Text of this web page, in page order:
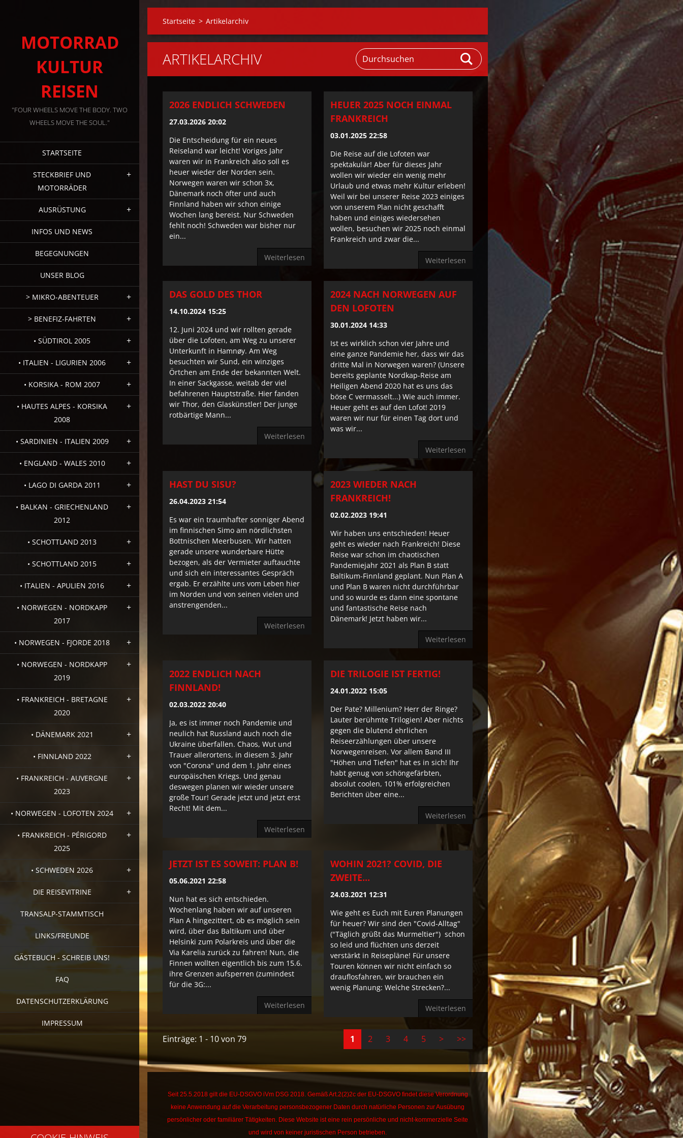
MOTORRAD
KULTUR
REISEN
"FOUR WHEELS MOVE THE BODY. TWO
WHEELS MOVE THE SOUL."
STARTSEITE
STECKBRIEF UND
MOTORRÄDER
AUSRÜSTUNG
INFOS UND NEWS
BEGEGNUNGEN
UNSER BLOG
> MIKRO-ABENTEUER
> BENEFIZ-FAHRTEN
• SÜDTIROL 2005
• ITALIEN - LIGURIEN 2006
• KORSIKA - ROM 2007
• HAUTES ALPES - KORSIKA
2008
• SARDINIEN - ITALIEN 2009
• ENGLAND - WALES 2010
• LAGO DI GARDA 2011
• BALKAN - GRIECHENLAND
2012
• SCHOTTLAND 2013
• SCHOTTLAND 2015
• ITALIEN - APULIEN 2016
• NORWEGEN - NORDKAPP
2017
• NORWEGEN - FJORDE 2018
• NORWEGEN - NORDKAPP
2019
• FRANKREICH - BRETAGNE
2020
• DÄNEMARK 2021
• FINNLAND 2022
• FRANKREICH - AUVERGNE
2023
• NORWEGEN - LOFOTEN 2024
• FRANKREICH - PÉRIGORD
2025
• SCHWEDEN 2026
DIE REISEVITRINE
TRANSALP-STAMMTISCH
LINKS/FREUNDE
GÄSTEBUCH - SCHREIB UNS!
FAQ
DATENSCHUTZERKLÄRUNG
IMPRESSUM
Startseite > Artikelarchiv
ARTIKELARCHIV
2026 ENDLICH SCHWEDEN
27.03.2026 20:02
Die Entscheidung für ein neues
Reiseland war leicht! Voriges Jahr
waren wir in Frankreich also soll es
heuer wieder der Norden sein.
Norwegen waren wir schon 3x,
Dänemark noch öfter und auch
Finnland haben wir schon einige
Wochen lang bereist. Nur Schweden
fehlt noch! Schweden war bisher nur
ein...
Weiterlesen
HEUER 2025 NOCH EINMAL
FRANKREICH
03.01.2025 22:58
Die Reise auf die Lofoten war
spektakulär! Aber für dieses Jahr
wollen wir wieder ein wenig mehr
Urlaub und etwas mehr Kultur erleben!
Weil wir bei unserer Reise 2023 einiges
von unserem Plan nicht geschafft
haben und einiges wiedersehen
wollen, besuchen wir 2025 noch einmal
Frankreich und zwar die...
Weiterlesen
DAS GOLD DES THOR
14.10.2024 15:25
12. Juni 2024 und wir rollten gerade
über die Lofoten, am Weg zu unserer
Unterkunft in Hamnøy. Am Weg
besuchten wir Sund, ein winziges
Örtchen am Ende der bekannten Welt.
In einer Sackgasse, weitab der viel
befahrenen Hauptstraße. Hier fanden
wir Thor, den Glaskünstler! Der junge
rotbärtige Mann...
Weiterlesen
2024 NACH NORWEGEN AUF
DEN LOFOTEN
30.01.2024 14:33
Ist es wirklich schon vier Jahre und
eine ganze Pandemie her, dass wir das
dritte Mal in Norwegen waren? (Unsere
bereits geplante Nordkap-Reise am
Heiligen Abend 2020 hat es uns das
böse C vermasselt...) Wie auch immer.
Heuer geht es auf den Lofot! 2019
waren wir nur für einen Tag dort und
was wir...
Weiterlesen
HAST DU SISU?
26.04.2023 21:54
Es war ein traumhafter sonniger Abend
im finnischen Simo am nördlichsten
Bottnischen Meerbusen. Wir hatten
gerade unsere wunderbare Hütte
bezogen, als der Vermieter auftauchte
und sich ein interessantes Gespräch
ergab. Er erzählte uns vom Leben hier
im Norden und von seinen vielen und
anstrengenden...
Weiterlesen
2023 WIEDER NACH
FRANKREICH!
02.02.2023 19:41
Wir haben uns entschieden! Heuer
geht es wieder nach Frankreich! Diese
Reise war schon im chaotischen
Pandemiejahr 2021 als Plan B statt
Baltikum-Finnland geplant. Nun Plan A
und Plan B waren nicht durchführbar
und so wurde es dann eine spontane
und fantastische Reise nach
Dänemark! Jetzt haben wir...
Weiterlesen
2022 ENDLICH NACH
FINNLAND!
02.03.2022 20:40
Ja, es ist immer noch Pandemie und
neulich hat Russland auch noch die
Ukraine überfallen. Chaos, Wut und
Trauer allerortens, in diesem 3. Jahr
von "Corona" und dem 1. Jahr eines
europäischen Kriegs. Und genau
deswegen planen wir wieder unsere
große Tour! Gerade jetzt und jetzt erst
Recht! Mit dem...
Weiterlesen
DIE TRILOGIE IST FERTIG!
24.01.2022 15:05
Der Pate? Millenium? Herr der Ringe?
Lauter berühmte Trilogien! Aber nichts
gegen die blutend ehrlichen
Reiseerzählungen über unsere
Norwegenreisen. Vor allem Band III
"Höhen und Tiefen" hat es in sich! Ihr
habt genug von schöngefärbten,
absolut coolen, 101% erfolgreichen
Berichten über eine...
Weiterlesen
JETZT IST ES SOWEIT: PLAN B!
05.06.2021 22:58
Nun hat es sich entschieden.
Wochenlang haben wir auf unseren
Plan A hingezittert, ob es möglich sein
wird, über das Baltikum und über
Helsinki zum Polarkreis und über die
Via Karelia zurück zu fahren! Nun, die
Finnen wollten eigentlich bis zum 15.6.
ihre Grenzen aufsperren (zumindest
für die 3G:...
Weiterlesen
WOHIN 2021? COVID, DIE
ZWEITE...
24.03.2021 12:31
Wie geht es Euch mit Euren Planungen
für heuer? Wir sind den "Covid-Alltag"
("Täglich grüßt das Murmeltier") schon
so leid und flüchten uns derzeit
verstärkt in Reisepläne! Für unsere
Touren können wir nicht einfach so
drauflosfahren, wir brauchen ein
wenig Planung: Welche Strecken?...
Weiterlesen
Einträge: 1 - 10 von 79 1 2 3 4 5 > >>
Seit 25.5.2018 gilt die EU-DSGVO iVm DSG 2018. Gemäß Art.2(2)2c der EU-DSGVO findet diese Verordnung
keine Anwendung auf die Verarbeitung personsbezogener Daten durch natürliche Personen zur Ausübung
persönlicher oder familiärer Tätigkeiten. Diese Website ist eine rein persönliche und nicht-kommerzielle Seite
und wird von keiner juristischen Person betrieben.